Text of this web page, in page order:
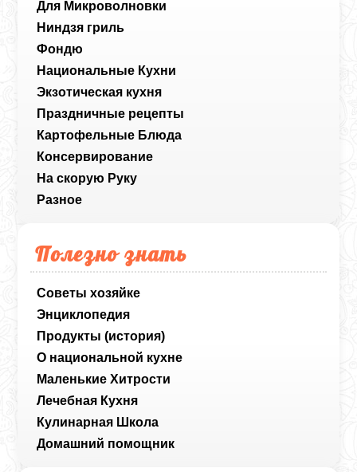
Для Микроволновки
Ниндзя гриль
Фондю
Национальные Кухни
Экзотическая кухня
Праздничные рецепты
Картофельные Блюда
Консервирование
На скорую Руку
Разное
Полезно знать
Советы хозяйке
Энциклопедия
Продукты (история)
О национальной кухне
Маленькие Хитрости
Лечебная Кухня
Кулинарная Школа
Домашний помощник